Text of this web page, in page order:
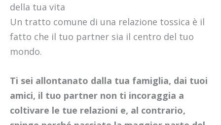
della tua vita
Un tratto comune di una relazione tossica è il
fatto che il tuo partner sia il centro del tuo
mondo.
Ti sei allontanato dalla tua famiglia, dai tuoi
amici, il tuo partner non ti incoraggia a
coltivare le tue relazioni e, al contrario,